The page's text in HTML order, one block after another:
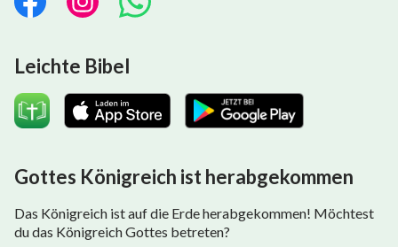
Leichte Bibel
Gottes Königreich ist herabgekommen
Das Königreich ist auf die Erde herabgekommen! Möchtest
du das Königreich Gottes betreten?